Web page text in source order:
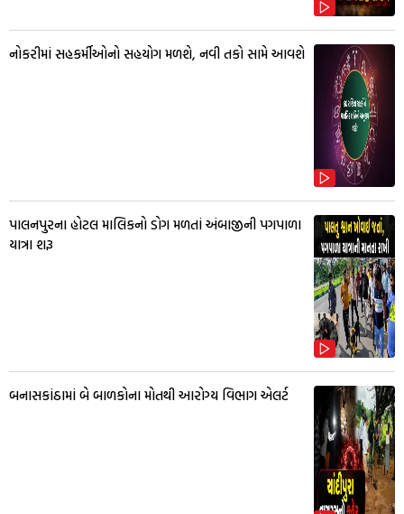
નોકરીમાં સહકર્મીઓનો સહયોગ મળશે, નવી તકો સામે આવશે
પાલનપુરના હોટલ માલિકનો ડોગ મળતાં અંબાજીની પગપાળા
યાત્રા શરૂ
બનાસકાંઠામાં બે બાળકોના મોતથી આરોગ્ય વિભાગ એલર્ટ